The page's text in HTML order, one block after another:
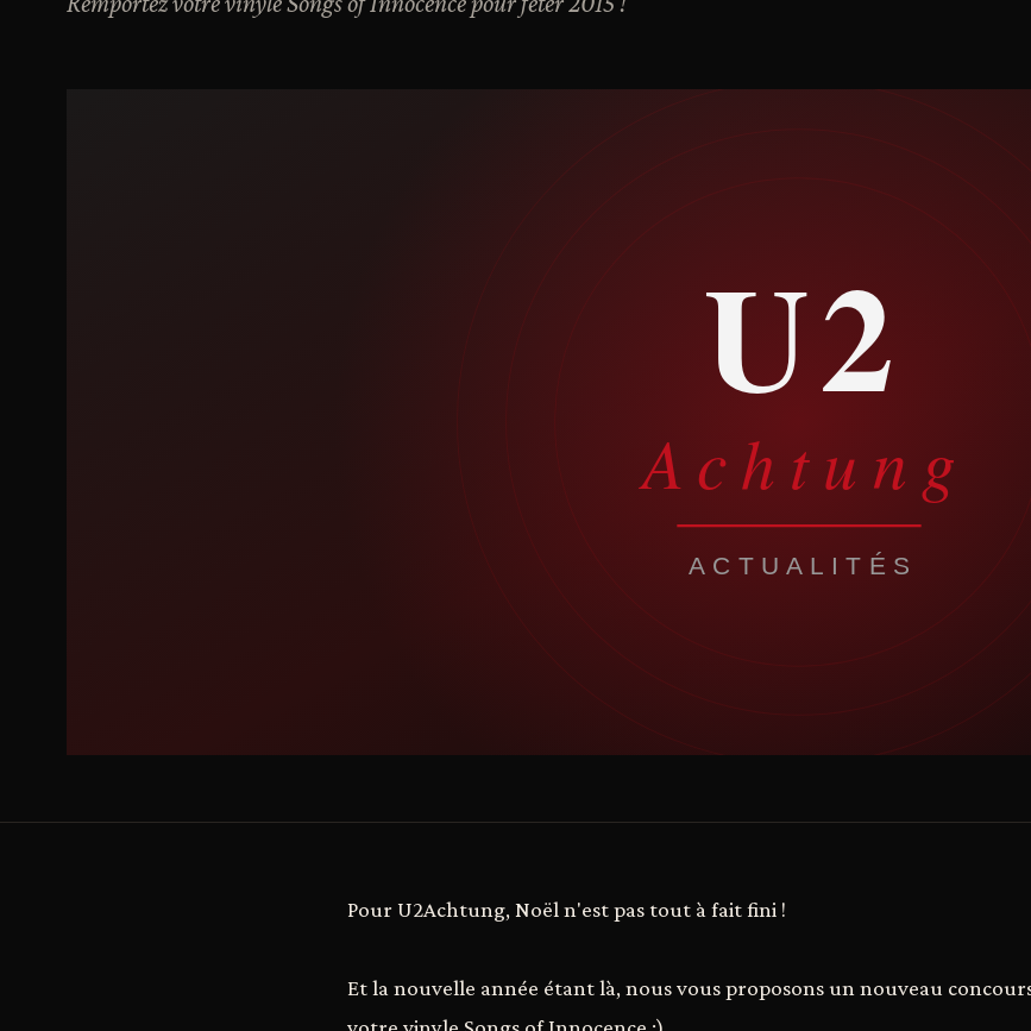
Pour U2Achtung, Noël n'est pas tout à fait fini !
Et la nouvelle année étant là, nous vous proposons un nouveau